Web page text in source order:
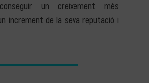
un creixement més
increment de la seva reputació i